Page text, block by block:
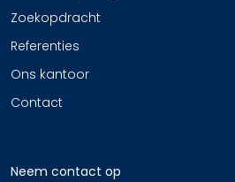
Zoekopdracht
Referenties
Ons kantoor
Contact
Neem contact op